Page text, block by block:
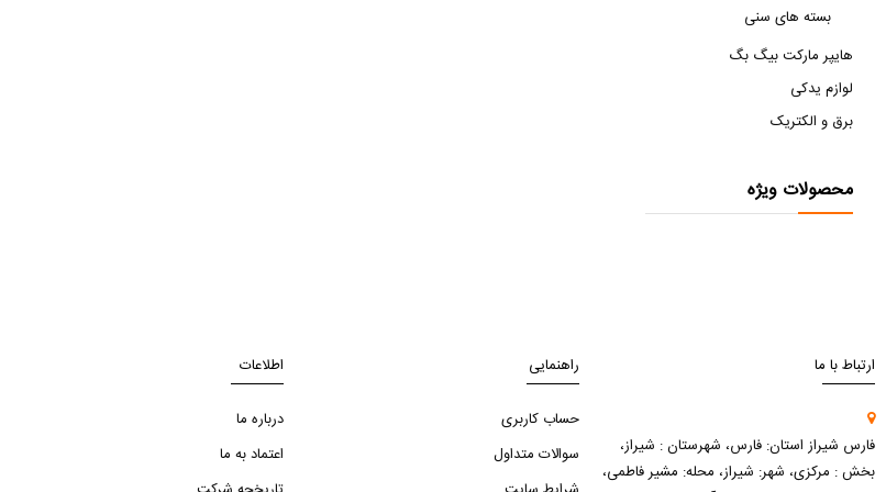
بسته های سنی
هایپر مارکت بیگ بگ
لوازم یدکی
برق و الکتریک
محصولات ویژه
ارتباط با ما
فارس شیراز استان: فارس، شهرستان : شیراز،
بخش : مرکزی، شهر: شیراز، محله: مشیر فاطمی،
راهنمایی
حساب کاربری
سوالات متداول
اطلاعات
درباره ما
اعتماد به ما